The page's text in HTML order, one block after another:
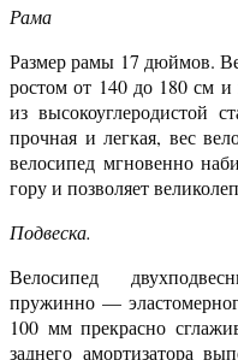
Рама
Размер рамы 17 дюймов.
ростом от 140 до 180 см и
из высокоуглеродистой
прочная и легкая, вес
велосипед мгновенно
гору и позволяет
Подвеска.
Велосипед
пружинно —
100 мм прекрасно
заднего амортизатора